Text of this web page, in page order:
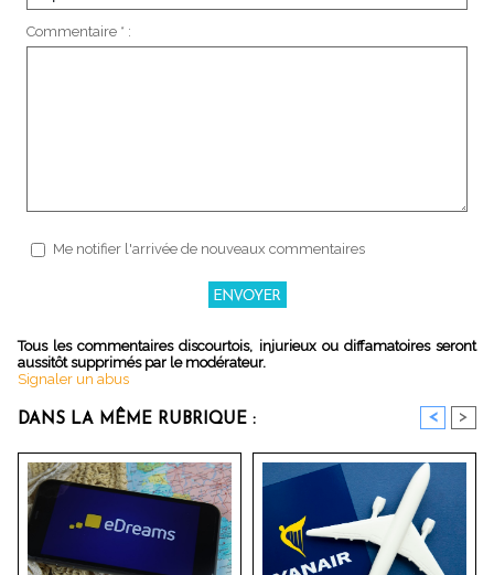
Commentaire * :
Me notifier l'arrivée de nouveaux commentaires
Tous les commentaires discourtois, injurieux ou diffamatoires seront
aussitôt supprimés par le modérateur.
Signaler un abus
DANS LA MÊME RUBRIQUE : < >